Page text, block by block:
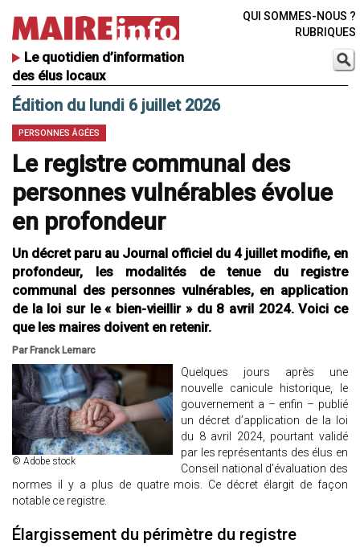
Le quotidien d’information
des élus locaux
QUI SOMMES-NOUS ?
RUBRIQUES
Édition du lundi 6 juillet 2026
PERSONNES ÂGÉES
Le registre communal des
personnes vulnérables évolue
en profondeur
Un décret paru au Journal officiel du 4 juillet modifie, en
profondeur, les modalités de tenue du registre
communal des personnes vulnérables, en application
de la loi sur le « bien-vieillir » du 8 avril 2024. Voici ce
que les maires doivent en retenir.
Par Franck Lemarc
© Adobe stock
Quelques jours après une
nouvelle canicule historique, le
gouvernement a – enfin – publié
un décret d’application de la loi
du 8 avril 2024, pourtant validé
par les représentants des élus en
Conseil national d’évaluation des
normes il y a plus de quatre mois. Ce décret élargit de façon
notable ce registre.
Élargissement du périmètre du registre